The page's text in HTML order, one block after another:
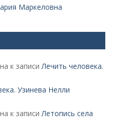
Маркеловна
к записиЛечить человека.
Узинева Нелли
к записиЛетопись села